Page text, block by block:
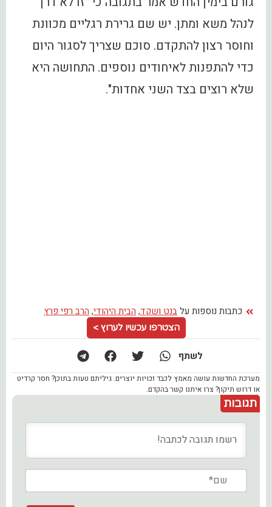
לנהל משא ומתן. יש שם גרירת רגליים מכוונת
וחוסר רצון להתקדם. סוכם שצריך לסגור היום
כדי להתפנות לאיחודים נוספים. התחושה היא
שלא רוצים בצד השני אחדות".
כתבות נוספות עלבנט ושקד, הבית היהודי, הרב רפי פרץ
הצטרפו עכשיו לערוץ >
לשתף
מערכת החדשות עושה מאמץ לכבד זכויות יוצרים. גיליתם טעות בתוכן? חסר קרדיט
או דרוש תיקון? צרו איתנו קשר בהקדם.
תגובות